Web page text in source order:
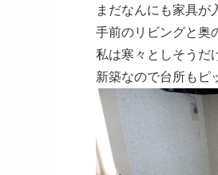
まだなんにも家具が
手前のリビングと奥
私は寒々としそうだ
新築なので台所もピ